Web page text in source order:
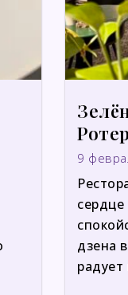
9
дзена
радует